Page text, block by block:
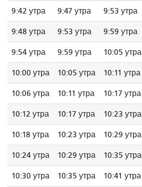
9:42 утра 9:47 утра 9:53 утра
9:48 утра 9:53 утра 9:59 утра
9:54 утра 9:59 утра 10:05 утра
10:00 утра 10:05 утра 10:11 утра
10:06 утра 10:11 утра 10:17 утра
10:12 утра 10:17 утра 10:23 утра
10:18 утра 10:23 утра 10:29 утра
10:24 утра 10:29 утра 10:35 утра
10:30 утра 10:35 утра 10:41 утра